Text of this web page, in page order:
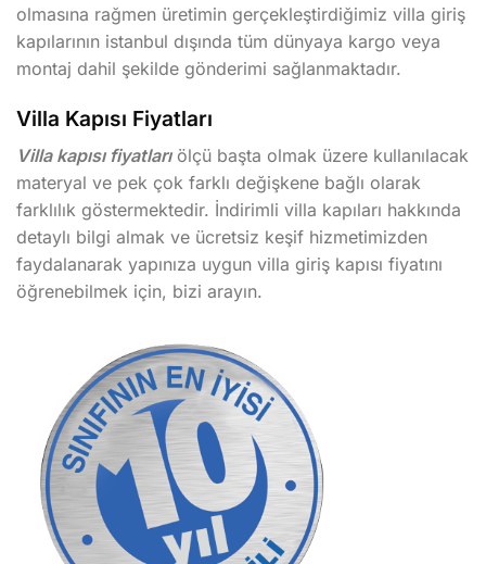
olmasına rağmen üretimin gerçekleştirdiğimiz villa giriş
kapılarının istanbul dışında tüm dünyaya kargo veya
montaj dahil şekilde gönderimi sağlanmaktadır.
Villa Kapısı Fiyatları
Villa kapısı fiyatlarıölçü başta olmak üzere kullanılacak
materyal ve pek çok farklı değişkene bağlı olarak
farklılık göstermektedir. İndirimli villa kapıları hakkında
detaylı bilgi almak ve ücretsiz keşif hizmetimizden
faydalanarak yapınıza uygun villa giriş kapısı fiyatını
öğrenebilmek için, bizi arayın.